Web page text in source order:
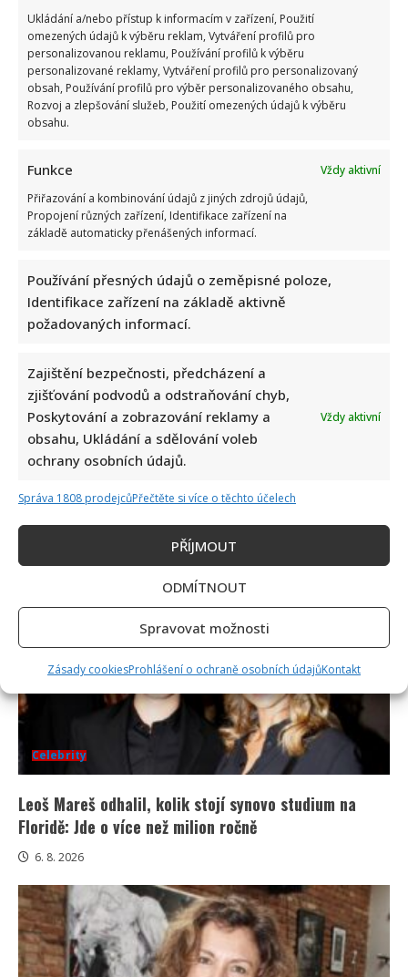
Ukládání a/nebo přístup k informacím v zařízení, Použití
omezených údajů k výběru reklam, Vytváření profilů pro
personalizovanou reklamu, Používání profilů k výběru
personalizované reklamy, Vytváření profilů pro personalizovaný
obsah, Používání profilů pro výběr personalizovaného obsahu,
Rozvoj a zlepšování služeb, Použití omezených údajů k výběru
obsahu.
Funkce
Vždy aktivní
Přiřazování a kombinování údajů z jiných zdrojů údajů,
Propojení různých zařízení, Identifikace zařízení na
základě automaticky přenášených informací.
Používání přesných údajů o zeměpisné poloze,
Identifikace zařízení na základě aktivně
požadovaných informací.
Zajištění bezpečnosti, předcházení a
zjišťování podvodů a odstraňování chyb,
Poskytování a zobrazování reklamy a
obsahu, Ukládání a sdělování voleb
ochrany osobních údajů.
Vždy aktivní
Správa 1808 prodejcůPřečtěte si více o těchto účelech
PŘÍJMOUT
ODMÍTNOUT
Spravovat možnosti
Zásady cookiesProhlášení o ochraně osobních údajůKontakt
Celebrity
Marek Ztracený zrušil velkolepé finále svého
koncertu na Letné
6. 8. 2026
Celebrity
Petr Macinka se pochlubil vzácnými fotkami své
dcery z oslavy narozenin: Fanoušci lichotí celé rodině
Celebrity
Leoš Mareš odhalil, kolik stojí synovo studium na
Floridě: Jde o více než milion ročně
6. 8. 2026